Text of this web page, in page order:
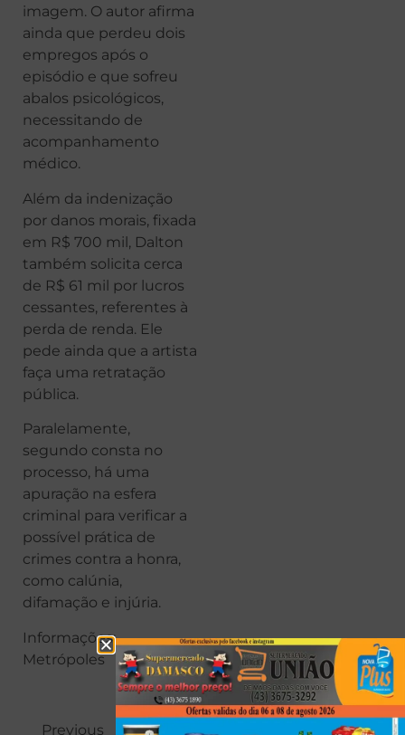
imagem. O autor afirma
ainda que perdeu dois
empregos após o
episódio e que sofreu
abalos psicológicos,
necessitando de
acompanhamento
médico.
Além da indenização
por danos morais, fixada
em R$ 700 mil, Dalton
também solicita cerca
de R$ 61 mil por lucros
cessantes, referentes à
perda de renda. Ele
pede ainda que a artista
faça uma retratação
pública.
Paralelamente,
segundo consta no
processo, há uma
apuração na esfera
criminal para verificar a
possível prática de
crimes contra a honra,
como calúnia,
difamação e injúria.
Informações:
Metrópoles
Previous Next